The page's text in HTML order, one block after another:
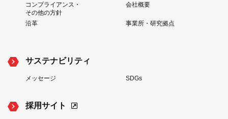
コンプライアンス・
その他の方針
会社概要
沿革 事業所・研究拠点
サステナビリティ
メッセージ SDGs
採用サイト